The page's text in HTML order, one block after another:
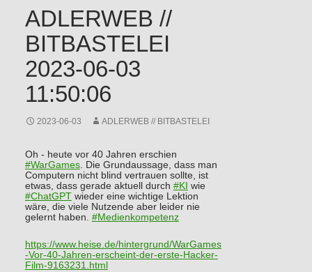
ADLERWEB //
BITBASTELEI
2023-06-03
11:50:06
2023-06-03 ADLERWEB // BITBASTELEI
Oh - heute vor 40 Jahren erschien
#WarGames. Die Grundaussage, dass man
Computern nicht blind vertrauen sollte, ist
etwas, dass gerade aktuell durch #KI wie
#ChatGPTwieder eine wichtige Lektion
wäre, die viele Nutzende aber leider nie
gelernt haben. #Medienkompetenz
https://www. heise.de/hintergrund/WarGames
-Vor-40-Jahren-erscheint-der-erste-Hacker-
Film-9163231.html